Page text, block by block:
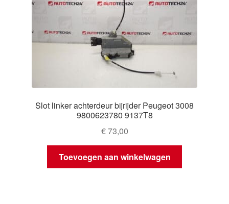
Slot linker achterdeur bijrijder Peugeot 3008
9800623780 9137T8
€73,00
Toevoegen aan winkelwagen